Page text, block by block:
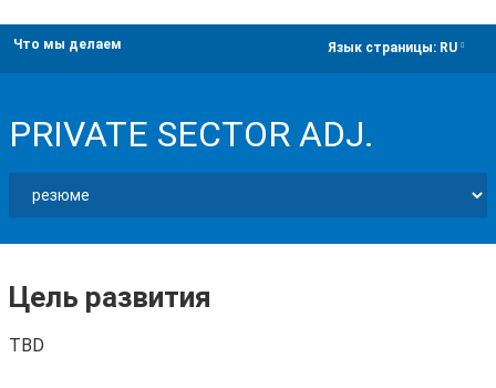
Что мы делаем Язык страницы: RU
PRIVATE SECTOR ADJ.
Цель развития
TBD